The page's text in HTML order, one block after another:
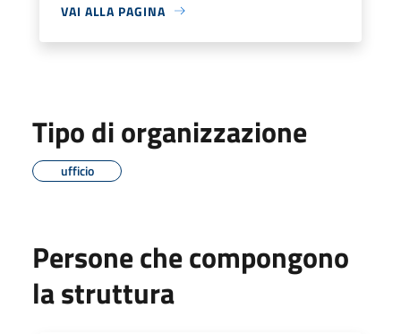
VAI ALLA PAGINA
Tipo di organizzazione
ufficio
Persone che compongono
la struttura